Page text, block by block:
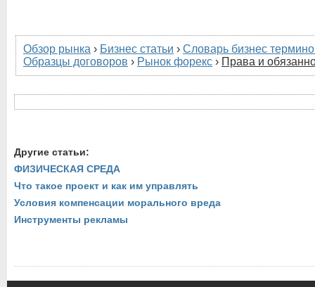
Обзор рынка › Бизнес статьи › Словарь бизнес
Образцы договоров › Рынок форекс › Права и
Другие статьи:
ФИЗИЧЕСКАЯ СРЕДА
Что такое проект и как им управлять
Условия компенсации морального вреда
Инструменты рекламы